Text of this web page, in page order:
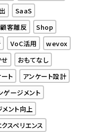
SaaS
客離反
Shop
VoC活用
wevox
おもてなし
ト
アンケート設計
ゲージメント
ント向上
スペリエンス